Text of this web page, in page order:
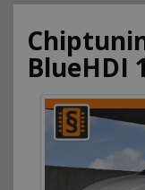
BlueHDI